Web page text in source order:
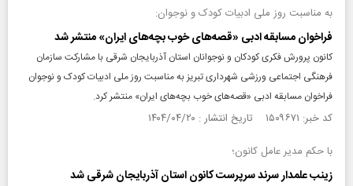
به مناسبت روز ملی ادبیات کودک و نوجوان:
فراخوان مسابقه ادبی «قصه‌های خوب بچه‌های ایران» منتشر شد
کانون پرورش فکری کودکان و نوجوانان استان آذربایجان شرقی با مشارکت سازمان
فرهنگی اجتماعی ورزشی شهرداری تبریز به مناسبت روز ملی ادبیات کودک و نوجوان
فراخوان مسابقه ادبی «قصه‌های خوب بچه‌های ایران» منتشر کرد.
کد خبر: ۱۵۰۹۶۷۱ تاریخ انتشار : ۱۴۰۴/۰۴/۲۰
با حکم مدیر عامل کانون؛
زینب علمدار سرند سرپرست کانون استان آذربایجان شرقی شد